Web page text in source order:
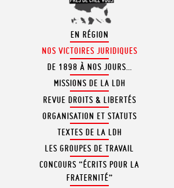
EN RÉGION
NOS VICTOIRES JURIDIQUES
DE 1898 À NOS JOURS…
MISSIONS DE LA LDH
REVUE DROITS & LIBERTÉS
ORGANISATION ET STATUTS
TEXTES DE LA LDH
LES GROUPES DE TRAVAIL
CONCOURS “ÉCRITS POUR LA
FRATERNITÉ”